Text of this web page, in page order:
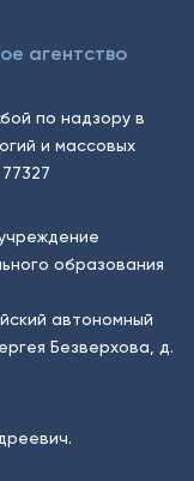
агентство
по надзору в
и массовых
образования
автономный
Безверхова, д.